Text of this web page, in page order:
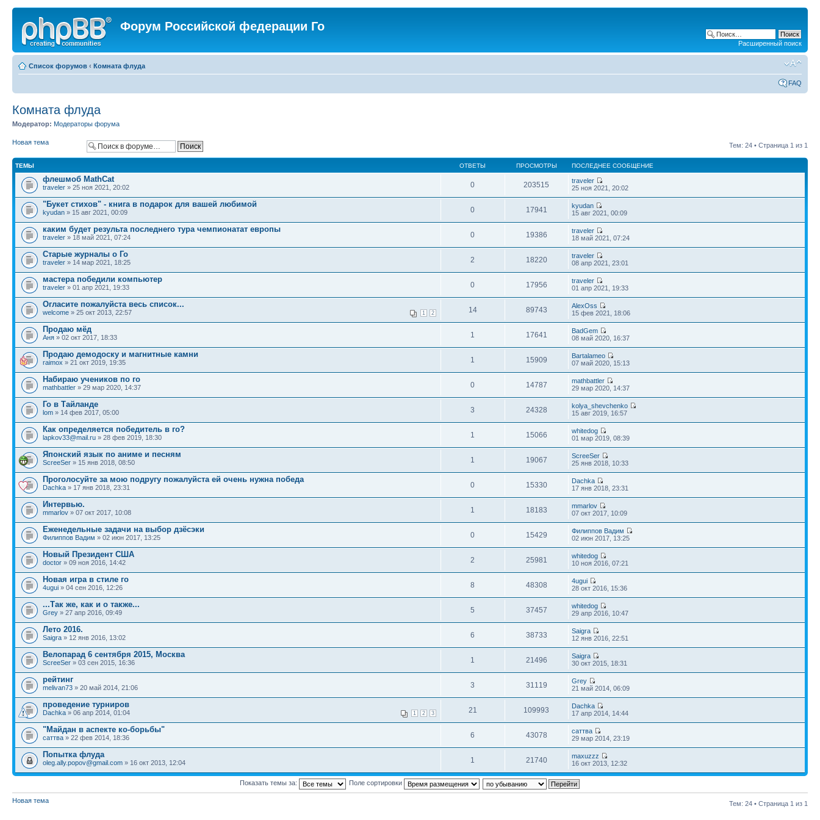
Форум Российской федерации Го
Расширенный поиск
Список форумов ‹ Комната флуда
FAQ
Комната флуда
Модератор: Модераторы форума
Новая тема Тем: 24 • Страница 1 из 1
ТЕМЫ ОТВЕТЫ ПРОСМОТРЫ ПОСЛЕДНЕЕ СООБЩЕНИЕ
флешмоб MathCat
traveler » 25 ноя 2021, 20:02 0 203515
traveler
25 ноя 2021, 20:02
"Букет стихов" - книга в подарок для вашей любимой
kyudan » 15 авг 2021, 00:09 0 17941
kyudan
15 авг 2021, 00:09
каким будет результа последнего тура чемпионатат европы
traveler » 18 май 2021, 07:24 0 19386
traveler
18 май 2021, 07:24
Старые журналы о Го
traveler » 14 мар 2021, 18:25 2 18220
traveler
08 апр 2021, 23:01
мастера победили компьютер
traveler » 01 апр 2021, 19:33 0 17956
traveler
01 апр 2021, 19:33
Огласите пожалуйста весь список...
1 2
welcome » 25 окт 2013, 22:57 14 89743
AlexOss
15 фев 2021, 18:06
Продаю мёд
Аня » 02 окт 2017, 18:33 1 17641
BadGem
08 май 2020, 16:37
Продаю демодоску и магнитные камни
raimox » 21 окт 2019, 19:35 1 15909
Bartalameo
07 май 2020, 15:13
Набираю учеников по го
mathbattler » 29 мар 2020, 14:37 0 14787
mathbattler
29 мар 2020, 14:37
Го в Тайланде
lom » 14 фев 2017, 05:00 3 24328
kolya_shevchenko
15 авг 2019, 16:57
Как определяется победитель в го?
lapkov33@mail.ru » 28 фев 2019, 18:30 1 15066
whitedog
01 мар 2019, 08:39
Японский язык по аниме и песням
ScreeSer » 15 янв 2018, 08:50 1 19067
ScreeSer
25 янв 2018, 10:33
Проголосуйте за мою подругу пожалуйста ей очень нужна победа
Dachka » 17 янв 2018, 23:31 0 15330
Dachka
17 янв 2018, 23:31
Интервью.
mmarlov » 07 окт 2017, 10:08 1 18183
mmarlov
07 окт 2017, 10:09
Еженедельные задачи на выбор дзёсэки
Филиппов Вадим » 02 июн 2017, 13:25 0 15429
Филиппов Вадим
02 июн 2017, 13:25
Новый Президент США
doctor » 09 ноя 2016, 14:42 2 25981
whitedog
10 ноя 2016, 07:21
Новая игра в стиле го
4ugui » 04 сен 2016, 12:26 8 48308
4ugui
28 окт 2016, 15:36
...Так же, как и о также...
Grey » 27 апр 2016, 09:49 5 37457
whitedog
29 апр 2016, 10:47
Лето 2016.
Saigra » 12 янв 2016, 13:02 6 38733
Saigra
12 янв 2016, 22:51
Велопарад 6 сентября 2015, Москва
ScreeSer » 03 сен 2015, 16:36 1 21496
Saigra
30 окт 2015, 18:31
рейтинг
melivan73 » 20 май 2014, 21:06 3 31119
Grey
21 май 2014, 06:09
проведение турниров
1 2 3
Dachka » 06 апр 2014, 01:04 21 109993
Dachka
17 апр 2014, 14:44
"Майдан в аспекте ко-борьбы"
саттва » 22 фев 2014, 18:36 6 43078
саттва
29 мар 2014, 23:19
Попытка флуда
oleg.ally.popov@gmail.com » 16 окт 2013, 12:04 1 21740
maxuzzz
16 окт 2013, 12:32
Показать темы за: Поле сортировки
Новая тема Тем: 24 • Страница 1 из 1